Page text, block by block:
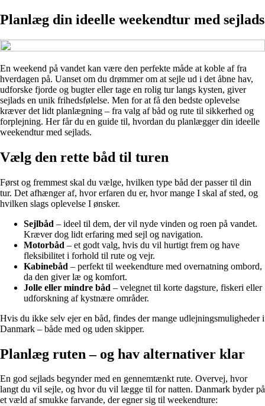
Planlæg din ideelle weekendtur med sejlads
En weekend på vandet kan være den perfekte måde at koble af fra
hverdagen på. Uanset om du drømmer om at sejle ud i det åbne hav,
udforske fjorde og bugter eller tage en rolig tur langs kysten, giver
sejlads en unik frihedsfølelse. Men for at få den bedste oplevelse
kræver det lidt planlægning – fra valg af båd og rute til sikkerhed og
forplejning. Her får du en guide til, hvordan du planlægger din ideelle
weekendtur med sejlads.
Vælg den rette båd til turen
Først og fremmest skal du vælge, hvilken type båd der passer til din
tur. Det afhænger af, hvor erfaren du er, hvor mange I skal af sted, og
hvilken slags oplevelse I ønsker.
Sejlbåd – ideel til dem, der vil nyde vinden og roen på vandet.
Kræver dog lidt erfaring med sejl og navigation.
Motorbåd – et godt valg, hvis du vil hurtigt frem og have
fleksibilitet i forhold til rute og vejr.
Kabinebåd – perfekt til weekendture med overnatning ombord,
da den giver læ og komfort.
Jolle eller mindre båd – velegnet til korte dagsture, fiskeri eller
udforskning af kystnære områder.
Hvis du ikke selv ejer en båd, findes der mange udlejningsmuligheder i
Danmark – både med og uden skipper.
Planlæg ruten – og hav alternativer klar
En god sejlads begynder med en gennemtænkt rute. Overvej, hvor
langt du vil sejle, og hvor du vil lægge til for natten. Danmark byder på
et væld af smukke farvande, der egner sig til weekendture: